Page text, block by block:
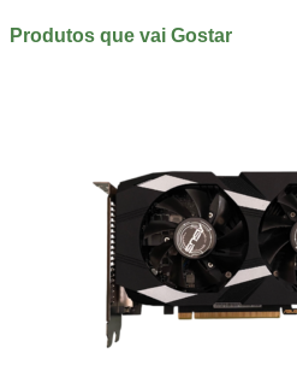
Produtos que vai Gostar